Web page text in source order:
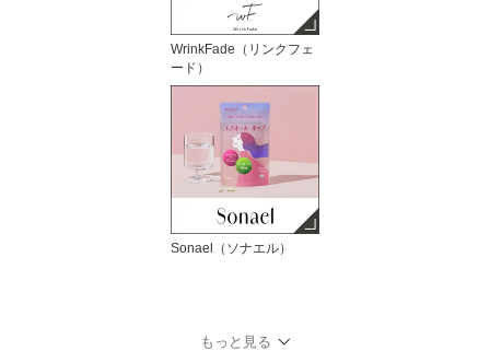
WrinkFade（リンクフェ
ード）
Sonael（ソナエル）
もっと見る